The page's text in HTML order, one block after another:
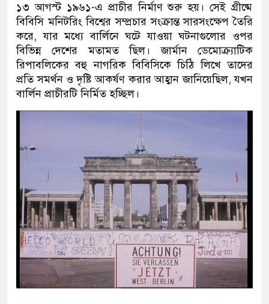
১৩ আগস্ট ১৯৬১-এ প্রাচীর নির্মাণ শুরু হয়। সেই গ্রীষ্মে
বিবিসি মনিটরিং বিশ্বের সম্প্রচার সংক্রান্ত সারসংক্ষেপ তৈরি
করে, যার মধ্যে বার্লিনে ঘটে যাওয়া ঘটনাগুলোর ওপর
বিভিন্ন দেশের মতামত ছিল। জার্মান ডেমোক্র্যাটিক
রিপাবলিকের বহু নাগরিক বিবিসিকে চিঠি লিখে তাদের
প্রতি সমর্থন ও দৃষ্টি আকর্ষণ করার আহ্বান জানিয়েছিল, যখন
বার্লিন প্রাচীরটি নির্মিত হচ্ছিল।